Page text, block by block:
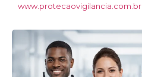
www.protecaovigilancia.com.br